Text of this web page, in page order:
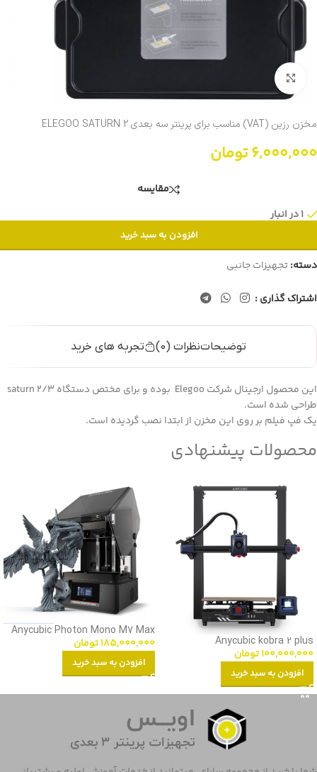
برای بزرگنمایی کلیک کنید
مخزن رزین (VAT) مناسب برای پرینتر سه بعدی ELEGOO SATURN 2
6,000,000تومان
مقایسه
1 در انبار
افزودن به سبد خرید
دسته:تجهیزات جانبی
اشتراک گذاری :
توضیحاتنظرات (0) تجربه های خرید
این محصول ارجینال شرکت Elegoo بوده و برای مختص دستگاه saturn 2/3
طراحی شده است.
یک فپ فیلم بر روی این مخزن از ابتدا نصب گردیده است.
محصولات پیشنهادی
Anycubic kobra 2 plus
100,000,000تومان
افزودن به سبد خرید
Anycubic Photon Mono M7 Max
185,000,000تومان
افزودن به سبد خرید